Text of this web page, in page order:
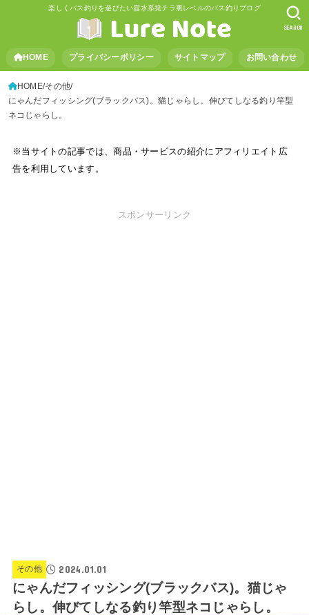
楽しくバス釣りを遊びたい霞水系発チラ裏レベルのバス釣りブログ
HOME プライバシーポリシー サイトマップ お問い合わせ
SEARCH
HOME その他
にゃんだフィッシング(ブラックバス)。猫じゃらし。伸びてしなる釣り竿型
ネコじゃらし。
※当サイトの記事では、商品・サービスの紹介にアフィリエイト広
告を利用しています。
スポンサーリンク
その他 2024.01.01
にゃんだフィッシング(ブラックバス)。猫じゃ
らし。伸びてしなる釣り竿型ネコじゃらし。